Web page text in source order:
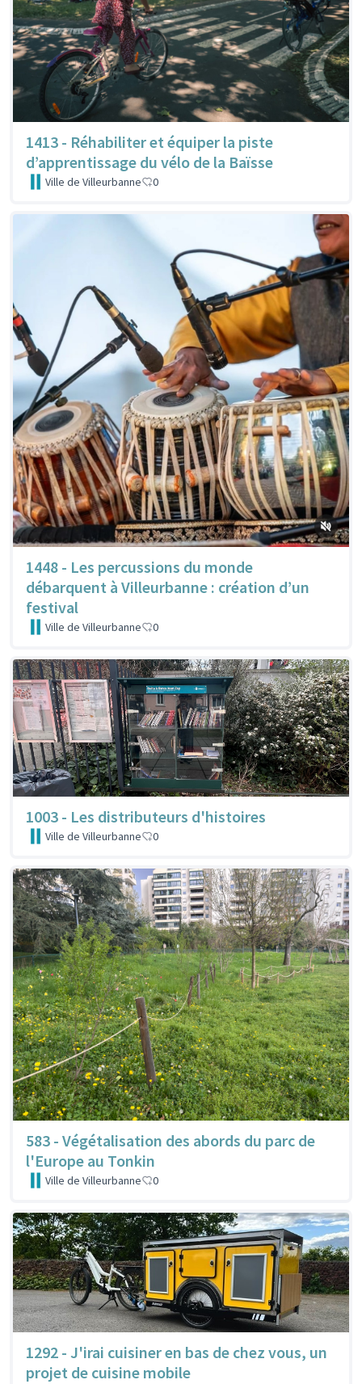
1413 - Réhabiliter et équiper la piste
d’apprentissage du vélo de la Baïsse
Ville de Villeurbanne 0
1448 - Les percussions du monde
débarquent à Villeurbanne : création d’un
festival
Ville de Villeurbanne 0
1003 - Les distributeurs d'histoires
Ville de Villeurbanne 0
583 - Végétalisation des abords du parc de
l'Europe au Tonkin
Ville de Villeurbanne 0
1292 - J'irai cuisiner en bas de chez vous, un
projet de cuisine mobile